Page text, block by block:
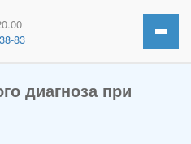
83
диагноза при